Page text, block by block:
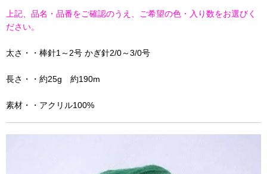
上記、品名・品番をご確認のうえ、ご希望の色・入り数をお選びく
ださい。
太さ・・棒針1～2号 かぎ針2/0～3/0号
長さ・・約25g 約190m
素材・・アクリル100%